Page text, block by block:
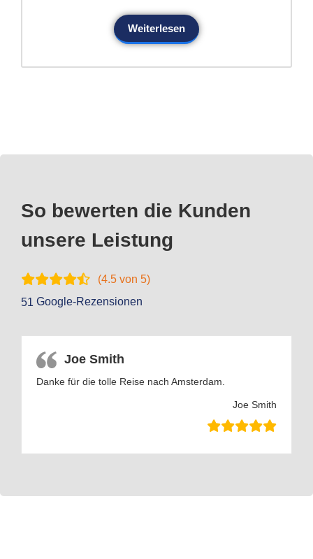
Weiterlesen
So bewerten die Kunden
unsere Leistung
(4.5 von 5)
51 Google-Rezensionen
Joe Smith
Danke für die tolle Reise nach Amsterdam.
Joe Smith